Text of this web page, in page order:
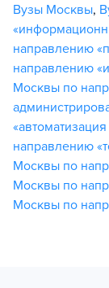
Вузы Москвы,
направлению
направлению
Москвы по
направлению
Москвы по
Москвы по
Москвы по